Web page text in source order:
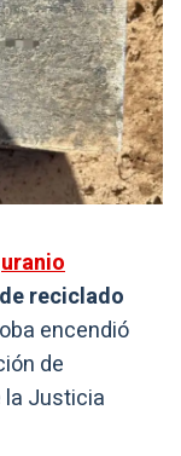
uranio
reciclado
encendió
de
Justicia